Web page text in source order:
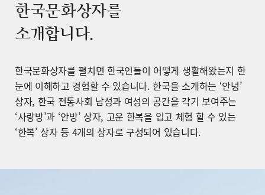
한국문화상자를
소개합니다.
한국문화상자를 펼치면 한국인들이 어떻게 생활해왔는지 한
눈에 이해하고 경험할 수 있습니다. 한국을 소개하는 ‘안녕’
상자, 한국 전통사회 남성과 여성의 공간을 각기 보여주는
‘사랑방’과 ‘안방’ 상자, 고운 한복을 입고 체험 할 수 있는
‘한복’ 상자 등 4개의 상자로 구성되어 있습니다.